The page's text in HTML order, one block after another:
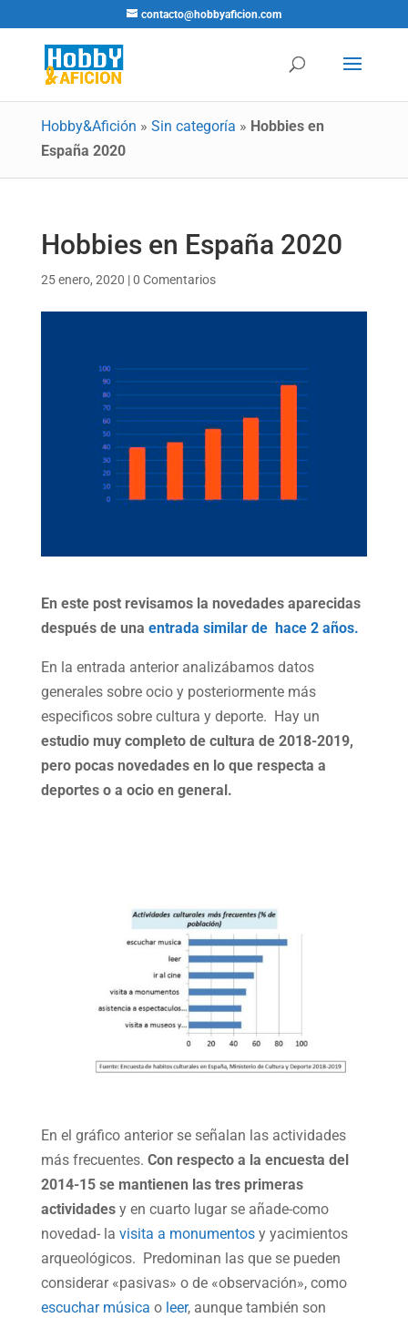
contacto@hobbyaficion.com
Hobby&Afición » Sin categoría » Hobbies en
España 2020
Hobbies en España 2020
25 enero, 2020 |0 Comentarios
En este post revisamos la novedades aparecidas
después de una entrada similar de hace 2 años.
En la entrada anterior analizábamos datos
generales sobre ocio y posteriormente más
especificos sobre cultura y deporte. Hay un
estudio muy completo de cultura de 2018-2019,
pero pocas novedades en lo que respecta a
deportes o a ocio en general.
En el gráfico anterior se señalan las actividades
más frecuentes. Con respecto a la encuesta del
2014-15 se mantienen las tres primeras
actividadesy en cuarto lugar se añade-como
novedad- la visita a monumentosy yacimientos
arqueológicos. Predominan las que se pueden
considerar «pasivas» o de «observación», como
escuchar música o leer, aunque también son